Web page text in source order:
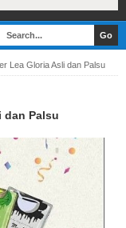
Lea Gloria Asli dan Palsu
dan Palsu